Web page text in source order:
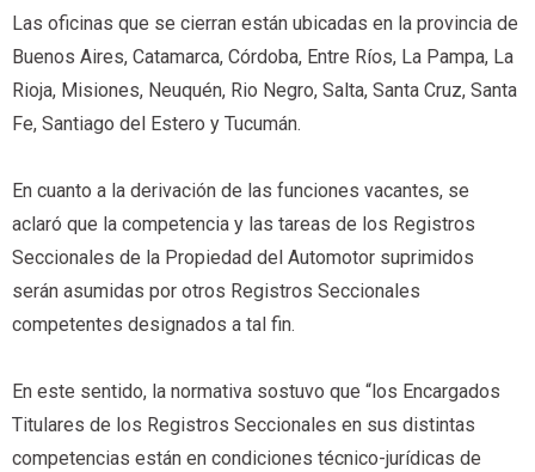
Las oficinas que se cierran están ubicadas en la provincia de
Buenos Aires, Catamarca, Córdoba, Entre Ríos, La Pampa, La
Rioja, Misiones, Neuquén, Rio Negro, Salta, Santa Cruz, Santa
Fe, Santiago del Estero y Tucumán.
En cuanto a la derivación de las funciones vacantes, se
aclaró que la competencia y las tareas de los Registros
Seccionales de la Propiedad del Automotor suprimidos
serán asumidas por otros Registros Seccionales
competentes designados a tal fin.
En este sentido, la normativa sostuvo que “los Encargados
Titulares de los Registros Seccionales en sus distintas
competencias están en condiciones técnico-jurídicas de